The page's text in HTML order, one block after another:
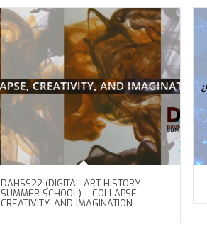
DAHSS22 (DIGITAL ART HISTORY
SUMMER SCHOOL) – COLLAPSE,
CREATIVITY, AND IMAGINATION